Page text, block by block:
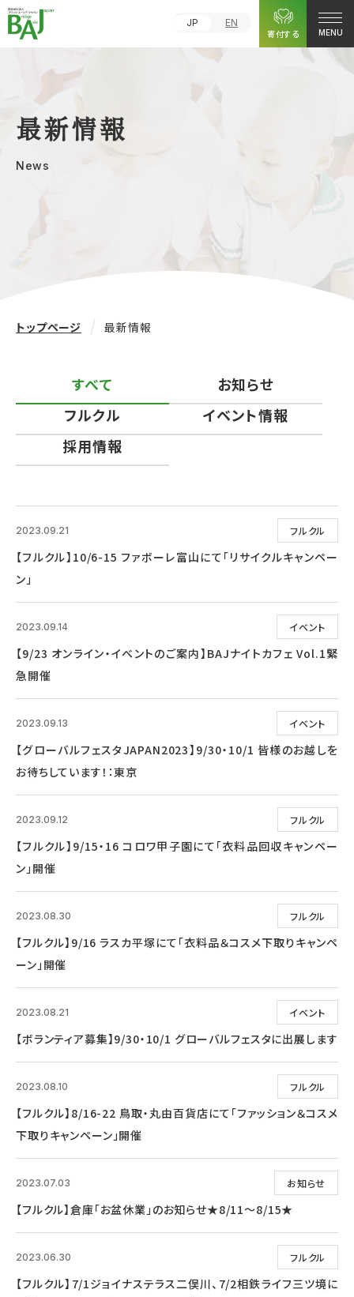
JP
EN
寄付する
MENU
最新情報
News
トップページ 最新情報
すべて
お知らせ
フルクル
イベント情報
採用情報
フルクル
2023.09.21
【フルクル】10/6-15 ファボーレ富山にて「リサイクルキャンペー
ン」
イベント
2023.09.14
【9/23 オンライン・イベントのご案内】BAJナイトカフェ Vol.1緊
急開催
イベント
2023.09.13
【グローバルフェスタJAPAN2023】9/30・10/1 皆様のお越しを
お待ちしています！：東京
フルクル
2023.09.12
【フルクル】9/15・16 コロワ甲子園にて「衣料品回収キャンペー
ン」開催
フルクル
2023.08.30
【フルクル】9/16 ラスカ平塚にて「衣料品＆コスメ下取りキャンペ
ーン」開催
イベント
2023.08.21
【ボランティア募集】9/30・10/1 グローバルフェスタに出展します
フルクル
2023.08.10
【フルクル】8/16-22 鳥取・丸由百貨店にて「ファッション＆コスメ
下取りキャンペーン」開催
お知らせ
2023.07.03
【フルクル】倉庫「お盆休業」のお知らせ★8/11～8/15★
フルクル
2023.06.30
【フルクル】7/1ジョイナステラス二俣川、7/2相鉄ライフ三ツ境に